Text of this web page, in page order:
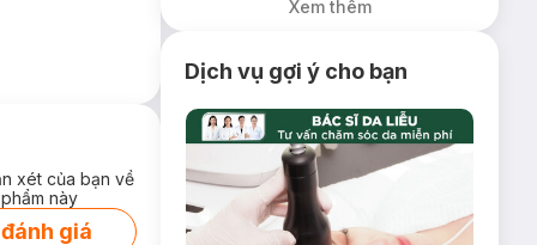
xét của bạn về
này
giá
Soát Dầu Nhờn
Xem thêm
Dịch vụ gợi ý cho bạn